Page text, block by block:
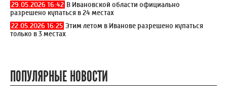
29.05.2026 16:42 В Ивановской области официально
разрешено купаться в 24 местах
22.05.2026 16:25 Этим летом в Иванове разрешено купаться
только в 3 местах
ПОПУЛЯРНЫЕ НОВОСТИ